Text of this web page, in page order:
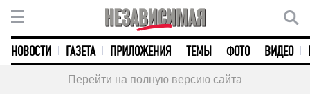
НОВОСТИ ГАЗЕТА ПРИЛОЖЕНИЯ ТЕМЫ ФОТО ВИДЕО
Перейти на полную версию сайта